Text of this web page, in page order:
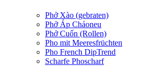
Phở Xào (gebraten)
Phở Áp Chảoneu
Phở Cuốn (Rollen)
Pho mit Meeresfrüchten
Pho French DipTrend
Scharfe Phoscharf